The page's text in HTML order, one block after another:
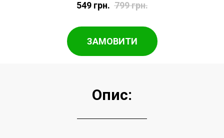
549 грн. 799грн.
ЗАМОВИТИ
Опис: